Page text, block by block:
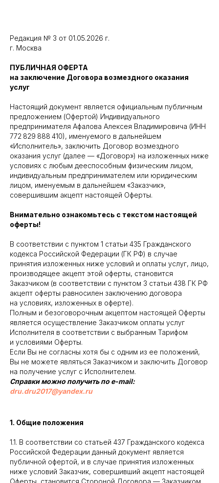
Редакция № 3 от 01.05.2026 г.
г. Москва
ПУБЛИЧНАЯ ОФЕРТА
на заключение Договора возмездного оказания
услуг
Настоящий документ является официальным публичным
предложением (Офертой) Индивидуального
предпринимателя Афалова Алексея Владимировича (ИНН
772 829 888 410), именуемого в дальнейшем
«Исполнитель», заключить Договор возмездного
оказания услуг (далее — «Договор») на изложенных ниже
условиях с любым дееспособным физическим лицом,
индивидуальным предпринимателем или юридическим
лицом, именуемым в дальнейшем «Заказчик»,
совершившим акцепт настоящей Оферты.
Внимательно ознакомьтесь с текстом настоящей
оферты!
В соответствии с пунктом 1 статьи 435 Гражданского
кодекса Российской Федерации (ГК РФ) в случае
принятия изложенных ниже условий и оплаты услуг, лицо,
производящее акцепт этой оферты, становится
Заказчиком (в соответствии с пунктом 3 статьи 438 ГК РФ
акцепт оферты равносилен заключению договора
на условиях, изложенных в оферте).
Полным и безоговорочным акцептом настоящей Оферты
является осуществление Заказчиком оплаты услуг
Исполнителя в соответствии с выбранным Тарифом
и условиями Оферты.
Если Вы не согласны хотя бы с одним из ее положений,
Вы не можете являться Заказчиком и заключить Договор
на получение услуг с Исполнителем.
Справки можно получить по e-mail:
dru.dru2017@yandex.ru
1. Общие положения
1.1. В соответствии со статьей 437 Гражданского кодекса
Российской Федерации данный документ является
публичной офертой, и в случае принятия изложенных
ниже условий Заказчик, совершивший акцепт настоящей
Оферты, становится Стороной Договора — Заказчиком.